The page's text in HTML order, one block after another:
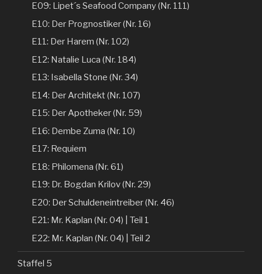
E09: Lipet´s Seafood Company (Nr. 111)
E10: Der Prognostiker (Nr. 16)
E11: Der Harem (Nr. 102)
E12: Natalie Luca (Nr. 184)
E13: Isabella Stone (Nr. 34)
E14: Der Architekt (Nr. 107)
E15: Der Apotheker (Nr. 59)
E16: Dembe Zuma (Nr. 10)
E17: Requiem
E18: Philomena (Nr. 61)
E19: Dr. Bogdan Krilov (Nr. 29)
E20: Der Schuldeneintreiber (Nr. 46)
E21: Mr. Kaplan (Nr. 04) | Teil 1
E22: Mr. Kaplan (Nr. 04) | Teil 2
Staffel 5